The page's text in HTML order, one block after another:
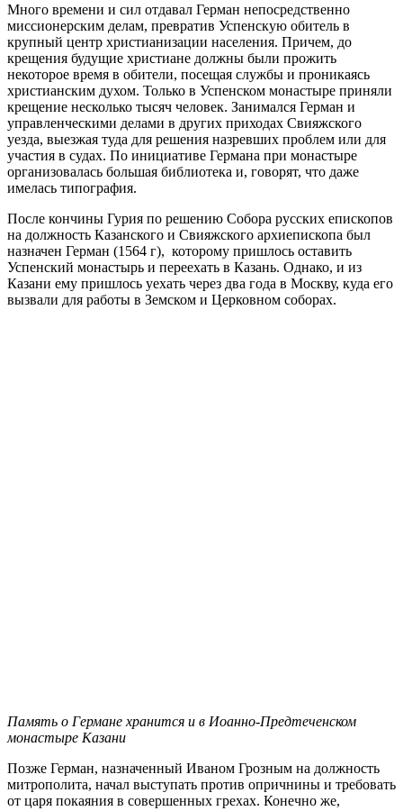
Много времени и сил отдавал Герман непосредственно
миссионерским делам, превратив Успенскую обитель в
крупный центр христианизации населения. Причем, до
крещения будущие христиане должны были прожить
некоторое время в обители, посещая службы и проникаясь
христианским духом. Только в Успенском монастыре приняли
крещение несколько тысяч человек. Занимался Герман и
управленческими делами в других приходах Свияжского
уезда, выезжая туда для решения назревших проблем или для
участия в судах. По инициативе Германа при монастыре
организовалась большая библиотека и, говорят, что даже
имелась типография.
После кончины Гурия по решению Собора русских епископов
на должность Казанского и Свияжского архиепископа был
назначен Герман (1564 г), которому пришлось оставить
Успенский монастырь и переехать в Казань. Однако, и из
Казани ему пришлось уехать через два года в Москву, куда его
вызвали для работы в Земском и Церковном соборах.
Память о Германе хранится и в Иоанно-Предтеченском
монастыре Казани
Позже Герман, назначенный Иваном Грозным на должность
митрополита, начал выступать против опричнины и требовать
от царя покаяния в совершенных грехах. Конечно же,